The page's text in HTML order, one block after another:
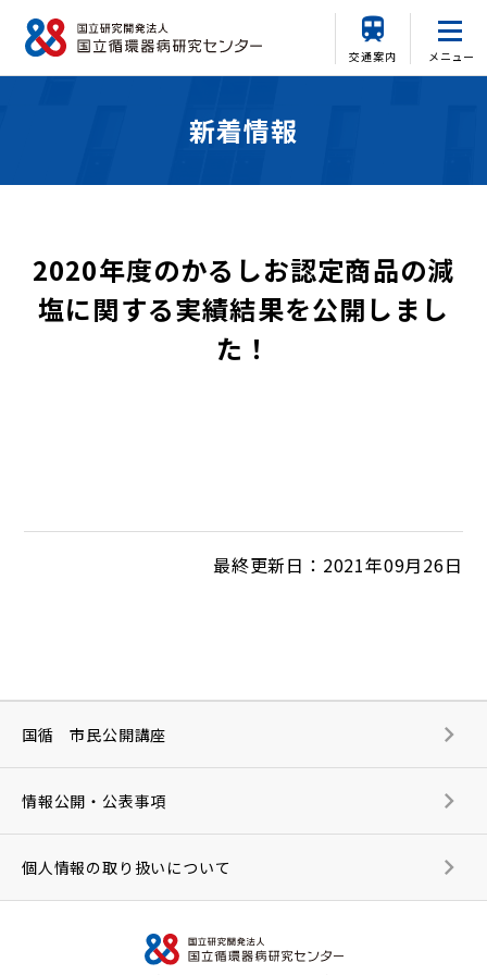
交通案内 メニュー
新着情報
2020年度のかるしお認定商品の減
塩に関する実績結果を公開しまし
た！
最終更新日：2021年09月26日
国循 市民公開講座
情報公開・公表事項
個人情報の取り扱いについて